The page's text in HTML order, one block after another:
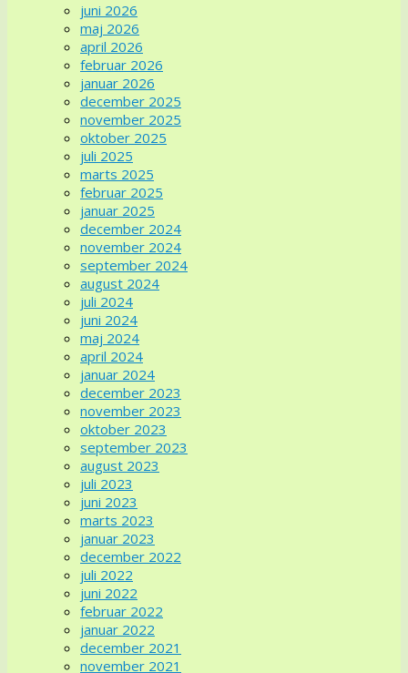
juni 2026
maj 2026
april 2026
februar 2026
januar 2026
december 2025
november 2025
oktober 2025
juli 2025
marts 2025
februar 2025
januar 2025
december 2024
november 2024
september 2024
august 2024
juli 2024
juni 2024
maj 2024
april 2024
januar 2024
december 2023
november 2023
oktober 2023
september 2023
august 2023
juli 2023
juni 2023
marts 2023
januar 2023
december 2022
juli 2022
juni 2022
februar 2022
januar 2022
december 2021
november 2021